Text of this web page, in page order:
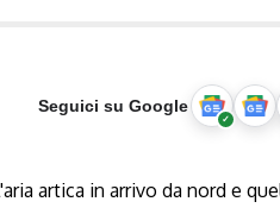
Seguici su Google